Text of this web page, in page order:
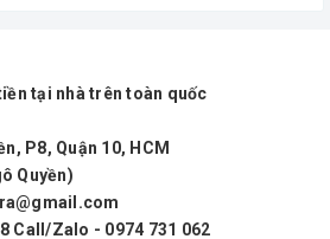
KF75100N01 – Treble Neo
Âm Cao Sắc Nét
là dòng củ loa treble cao cấp
tại nhà trên toàn quốc
P8, Quận 10, HCM
Quyền)
Call/Zalo - 0974 731 062